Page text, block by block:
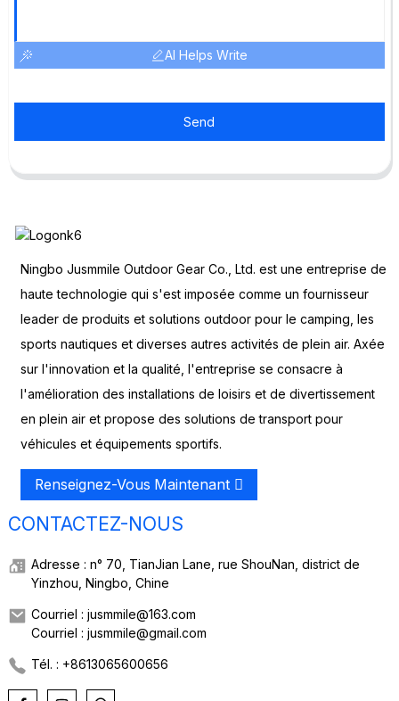
AI Helps Write
Send
Ningbo Jusmmile Outdoor Gear Co., Ltd. est une entreprise de
haute technologie qui s'est imposée comme un fournisseur
leader de produits et solutions outdoor pour le camping, les
sports nautiques et diverses autres activités de plein air. Axée
sur l'innovation et la qualité, l'entreprise se consacre à
l'amélioration des installations de loisirs et de divertissement
en plein air et propose des solutions de transport pour
véhicules et équipements sportifs.
Renseignez-Vous Maintenant
CONTACTEZ-NOUS
Adresse : n° 70, TianJian Lane, rue ShouNan, district de
Yinzhou, Ningbo, Chine
Courriel : jusmmile@163.com
Courriel : jusmmile@gmail.com
Tél. : +8613065600656